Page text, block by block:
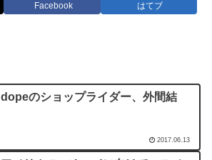
Facebook はてブ
dopeのショップライダー、外間結
2017.06.13